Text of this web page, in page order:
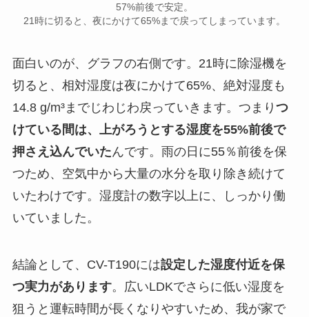
57%前後で安定。
21時に切ると、夜にかけて65%まで戻ってしまっています。
面白いのが、グラフの右側です。21時に除湿機を
切ると、相対湿度は夜にかけて65%、絶対湿度も
14.8 g/m³までじわじわ戻っていきます。つまり つ
けている間は、上がろうとする湿度を55%前後で
押さえ込んでいたんです。雨の日に55％前後を保
つため、空気中から大量の水分を取り除き続けて
いたわけです。湿度計の数字以上に、しっかり働
いていました。
結論として、CV-T190には設定した湿度付近を保
つ実力があります。広いLDKでさらに低い湿度を
狙うと運転時間が長くなりやすいため、我が家で